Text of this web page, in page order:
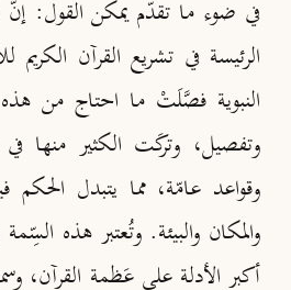
في ضوء ما تقدّم يمكن القول: إنّ
الرئيسة في تشريع القرآن الكريم
النبوية فصَّلَتْ ما احتاج من
وتفصيل، وتركَت الكثير منها
وقواعد عامّة، مما يتبدل الحكم
والمكان والبيئة. وتُعتبر هذه
أكبر الأدلة على عَظمة القرآن،